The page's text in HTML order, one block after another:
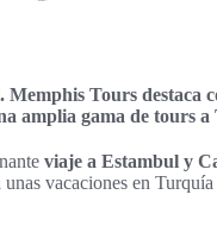
Tours destaca
amplia gama de tours
viaje a Estambul y
vacaciones en Turquía